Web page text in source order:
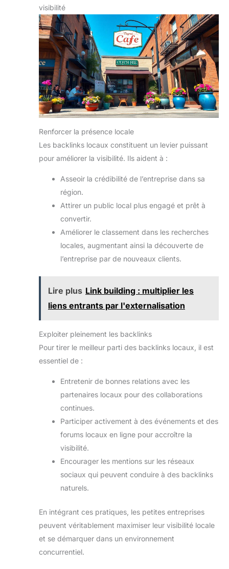
visibilité
Renforcer la présence locale
Les backlinks locaux constituent un levier puissant
pour améliorer la visibilité. Ils aident à :
Asseoir la crédibilité de l’entreprise dans sa
région.
Attirer un public local plus engagé et prêt à
convertir.
Améliorer le classement dans les recherches
locales, augmentant ainsi la découverte de
l’entreprise par de nouveaux clients.
Lire plus Link building : multiplier les
liens entrants par l'externalisation
Exploiter pleinement les backlinks
Pour tirer le meilleur parti des backlinks locaux, il est
essentiel de :
Entretenir de bonnes relations avec les
partenaires locaux pour des collaborations
continues.
Participer activement à des événements et des
forums locaux en ligne pour accroître la
visibilité.
Encourager les mentions sur les réseaux
sociaux qui peuvent conduire à des backlinks
naturels.
En intégrant ces pratiques, les petites entreprises
peuvent véritablement maximiser leur visibilité locale
et se démarquer dans un environnement
concurrentiel.